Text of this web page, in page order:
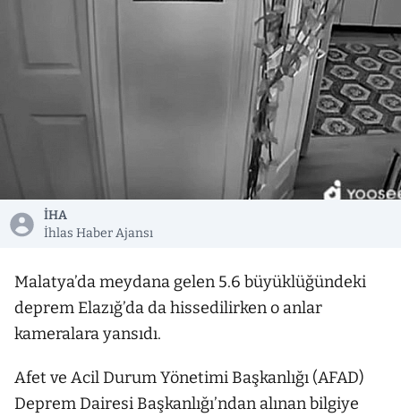
İHA
İhlas Haber Ajansı
Malatya’da meydana gelen 5.6 büyüklüğündeki
deprem Elazığ’da da hissedilirken o anlar
kameralara yansıdı.
Afet ve Acil Durum Yönetimi Başkanlığı (AFAD)
Deprem Dairesi Başkanlığı’ndan alınan bilgiye